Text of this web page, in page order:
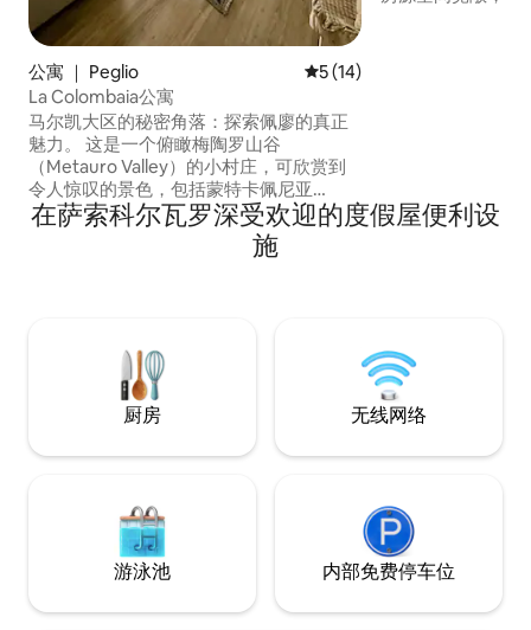
公寓 ｜ Peglio 平均评分 5 分（满分 5 分）
5 (14)
La Colombaia公寓
马尔凯大区的秘密角落：探索佩廖的真正
魅力。 这是一个俯瞰梅陶罗山谷
（Metauro Valley）的小村庄，可欣赏到
令人惊叹的景色，包括蒙特卡佩尼亚
（Monte Carpegna）、蒙特内罗内
（Monte Nerone），并延伸至乌尔比诺
（Urbino）。 在这里，时间似乎慢了下
人，设施齐全，让您感觉就像在家一样
在萨索科尔瓦罗深受欢迎的度假屋便利设
施
厨房 无线网络
游泳池 内部免费停车位